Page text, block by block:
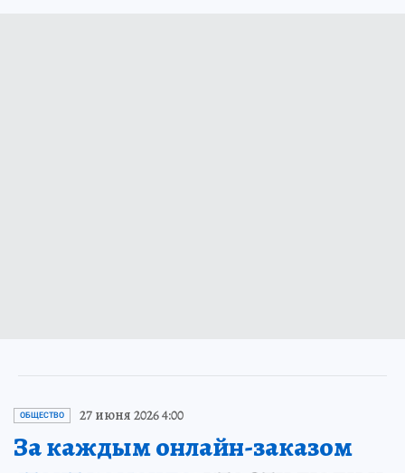
ОБЩЕСТВО 27 июня 2026 4:00
За каждым онлайн-заказом